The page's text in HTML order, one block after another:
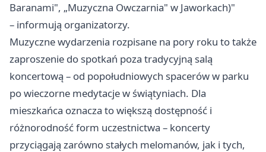
Baranami", „Muzyczna Owczarnia" w Jaworkach)"
– informują organizatorzy.
Muzyczne wydarzenia rozpisane na pory roku to także
zaproszenie do spotkań poza tradycyjną salą
koncertową – od popołudniowych spacerów w parku
po wieczorne medytacje w świątyniach. Dla
mieszkańca oznacza to większą dostępność i
różnorodność form uczestnictwa – koncerty
przyciągają zarówno stałych melomanów, jak i tych,